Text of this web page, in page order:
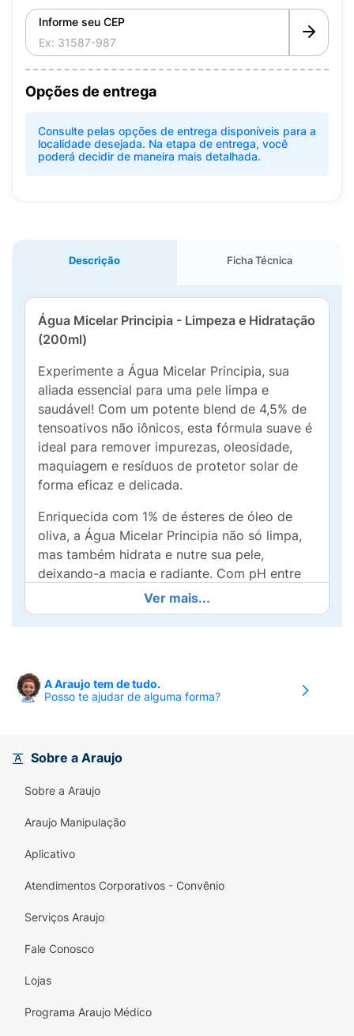
Informe seu CEP
Opções de entrega
Consulte pelas opções de entrega disponíveis para a
localidade desejada. Na etapa de entrega, você
poderá decidir de maneira mais detalhada.
Descrição Ficha Técnica
Água Micelar Principia - Limpeza e Hidratação
(200ml)
Experimente a Água Micelar Principia, sua
aliada essencial para uma pele limpa e
saudável! Com um potente blend de 4,5% de
tensoativos não iônicos, esta fórmula suave é
ideal para remover impurezas, oleosidade,
maquiagem e resíduos de protetor solar de
forma eficaz e delicada.
Enriquecida com 1% de ésteres de óleo de
oliva, a Água Micelar Principia não só limpa,
mas também hidrata e nutre sua pele,
deixando-a macia e radiante. Com pH entre
4,0 e 5,0, é perfeita para todos os tipos de
pele, incluindo as mais sensíveis.
revitalizada todos os dias! Prática e fácil de
usar, ela pode ser aplicada com um algodão,
Invista na saúde da sua pele com a Água
Ver mais...
A Araujo tem de tudo.
Posso te ajudar de alguma forma?
Sobre a Araujo
Sobre a Araujo
Araujo Manipulação
Aplicativo
Atendimentos Corporativos - Convênio
Serviços Araujo
Fale Conosco
Lojas
Programa Araujo Médico